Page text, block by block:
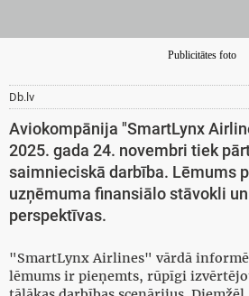
Publicitātes foto
Db.lv
Aviokompānija "SmartLynx
2025. gada 24. novembri tiek
saimnieciskā darbība. Lēmums
uzņēmuma finansiālo stāvokli
perspektīvas.
"SmartLynx Airlines" vārdā informē
lēmums ir pieņemts, rūpīgi